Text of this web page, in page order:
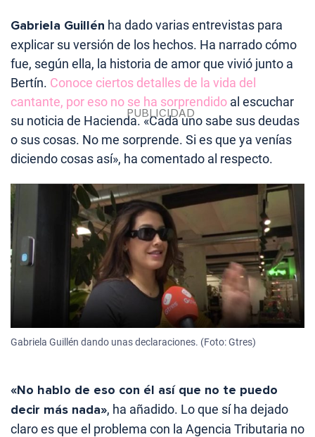
Gabriela Guillén ha dado varias entrevistas para
explicar su versión de los hechos. Ha narrado cómo
fue, según ella, la historia de amor que vivió junto a
Bertín. Conoce ciertos detalles de la vida del
cantante, por eso no se ha sorprendido al escuchar
su noticia de Hacienda. «Cada uno sabe sus deudas
o sus cosas. No me sorprende. Si es que ya venías
diciendo cosas así», ha comentado al respecto.
Gabriela Guillén dando unas declaraciones. (Foto: Gtres)
«No hablo de eso con él así que no te puedo
decir más nada», ha añadido. Lo que sí ha dejado
claro es que el problema con la Agencia Tributaria no